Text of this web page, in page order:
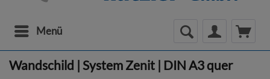
Menü
Wandschild | System Zenit | DIN A3 quer